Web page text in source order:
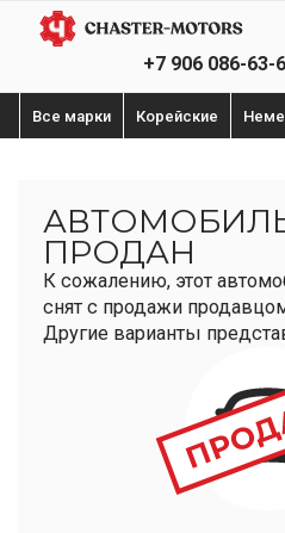
+7 906 086-63-
Все марки Корейские
ПРОДАН
К сожалению, этот
снят с продажи
Другие варианты